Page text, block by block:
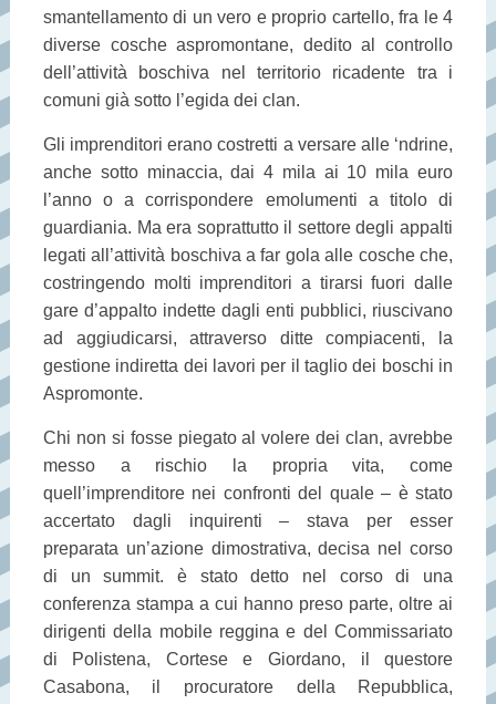
smantellamento di un vero e proprio cartello, fra le 4
diverse cosche aspromontane, dedito al controllo
dell’attività boschiva nel territorio ricadente tra i
comuni già sotto l’egida dei clan.
Gli imprenditori erano costretti a versare alle ‘ndrine,
anche sotto minaccia, dai 4 mila ai 10 mila euro
l’anno o a corrispondere emolumenti a titolo di
guardiania. Ma era soprattutto il settore degli appalti
legati all’attività boschiva a far gola alle cosche che,
costringendo molti imprenditori a tirarsi fuori dalle
gare d’appalto indette dagli enti pubblici, riuscivano
ad aggiudicarsi, attraverso ditte compiacenti, la
gestione indiretta dei lavori per il taglio dei boschi in
Aspromonte.
Chi non si fosse piegato al volere dei clan, avrebbe
messo a rischio la propria vita, come
quell’imprenditore nei confronti del quale – è stato
accertato dagli inquirenti – stava per esser
preparata un’azione dimostrativa, decisa nel corso
di un summit. è stato detto nel corso di una
conferenza stampa a cui hanno preso parte, oltre ai
dirigenti della mobile reggina e del Commissariato
di Polistena, Cortese e Giordano, il questore
Casabona, il procuratore della Repubblica,